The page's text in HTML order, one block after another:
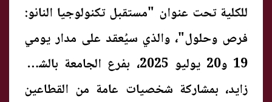
للكلية تحت عنوان "مستقبل تكنولوجيا النانو:
فرص وحلول"، والذي سيُعقد على مدار يومي
19 و20 يوليو 2025، بفرع الجامعة بالشيخ
زايد، بمشاركة شخصيات عامة من القطاعين